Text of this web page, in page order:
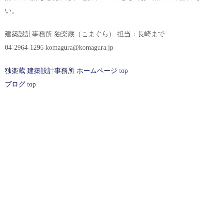
い。
建築設計事務所 独楽蔵（こまぐら） 担当：長崎まで
04-2964-1296 komagura@komagura.jp
独楽蔵 建築設計事務所 ホームページ top
ブログ top